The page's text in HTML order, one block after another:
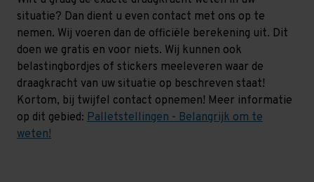
situatie? Dan dient u even contact met ons op te
nemen. Wij voeren dan de officiële berekening uit. Dit
doen we gratis en voor niets. Wij kunnen ook
belastingbordjes of stickers meeleveren waar de
draagkracht van uw situatie op beschreven staat!
Kortom, bij twijfel contact opnemen! Meer informatie
op dit gebied: Palletstellingen - Belangrijk om te
weten!